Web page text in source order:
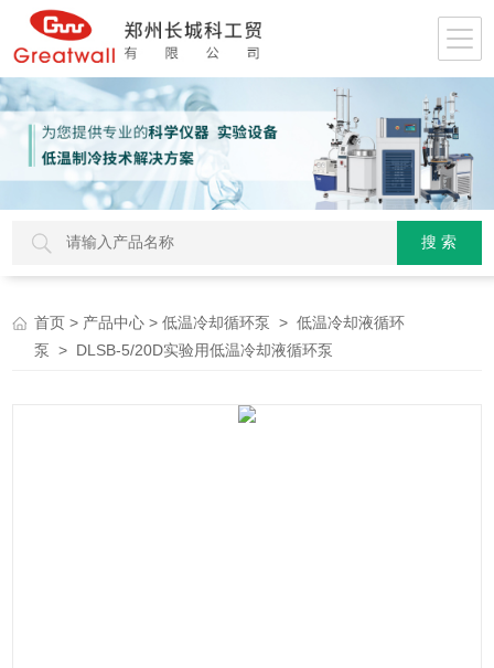
首页 > 产品中心 >低温冷却循环泵 >低温冷却液循环
泵
> DLSB-5/20D实验用低温冷却液循环泵